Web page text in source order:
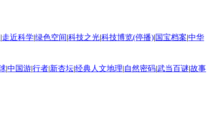
|走近科学|绿色空间|科技之光|科技博览(停播)|国宝档案|中华
|中国游|行者|新杏坛|经典人文地理|自然密码|武当百谜|故事